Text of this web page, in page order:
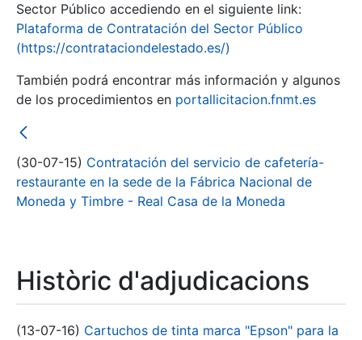
Sector Público accediendo en el siguiente link:
Plataforma de Contratación del Sector Público
(https://contrataciondelestado.es/)
También podrá encontrar más información y algunos
de los procedimientos en portallicitacion.fnmt.es
(30-07-15) Contratación del servicio de cafetería-
restaurante en la sede de la Fábrica Nacional de
Moneda y Timbre - Real Casa de la Moneda
Històric d'adjudicacions
(13-07-16) Cartuchos de tinta marca "Epson" para la